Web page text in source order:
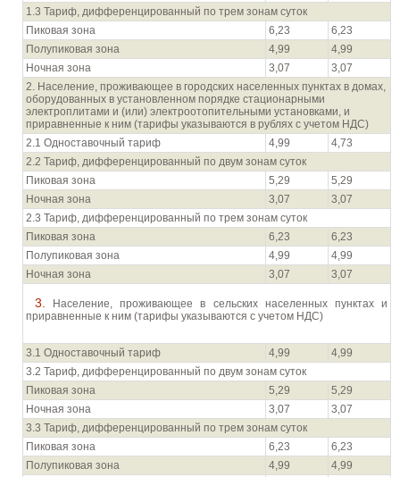
1.3 Тариф, дифференцированный по трем зонам суток
Пиковая зона
6,23
6,23
Полупиковая зона
4,99
4,99
Ночная зона
3,07
3,07
2. Население, проживающее в городских населенных пунктах в домах,
оборудованных в установленном порядке стационарными
электроплитами и (или) электроотопительными установками, и
приравненные к ним (тарифы указываются в рублях с учетом НДС)
2.1 Одноставочный тариф
4,99
4,73
2.2 Тариф, дифференцированный по двум зонам суток
Пиковая зона
5,29
5,29
Ночная зона
3,07
3,07
2.3 Тариф, дифференцированный по трем зонам суток
Пиковая зона
6,23
6,23
Полупиковая зона
4,99
4,99
Ночная зона
3,07 3,07
3. Население, проживающее в сельских населенных пунктах и
приравненные к ним (тарифы указываются с учетом НДС)
3.1 Одноставочный тариф 4,99
4,99
3.2 Тариф, дифференцированный по двум зонам суток
Пиковая зона
5,29
5,29
Ночная зона
3,07
3,07
3.3 Тариф, дифференцированный по трем зонам суток
Пиковая зона
6,23
6,23
Полупиковая зона
4,99
4,99